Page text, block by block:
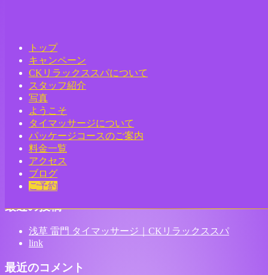
Toggle
navigation
トップ
キャンペーン
CKリラックススパについて
スタッフ紹介
写真
ようこそ
タイマッサージについて
パッケージコースのご案内
料金一覧
アクセス
ブログ
ご予約
充電器 浅草 雷門 タイマッサージ｜CKリラックススパ タイ
古式マッサージ 浅草店
最近の投稿
浅草 雷門 タイマッサージ｜CKリラックススパ
link
最近のコメント